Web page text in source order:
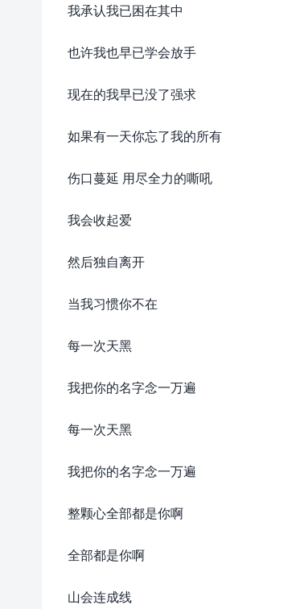
我承认我已困在其中
也许我也早已学会放手
现在的我早已没了强求
如果有一天你忘了我的所有
伤口蔓延 用尽全力的嘶吼
我会收起爱
然后独自离开
当我习惯你不在
每一次天黑
我把你的名字念一万遍
每一次天黑
我把你的名字念一万遍
整颗心全部都是你啊
全部都是你啊
山会连成线